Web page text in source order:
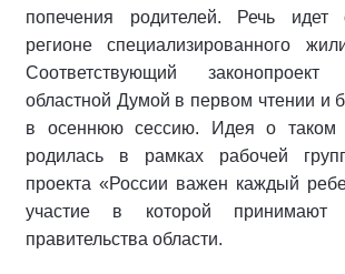
попечения родителей. Речь
регионе специализированного
Соответствующий
областной Думой в первом чтении и
в осеннюю сессию. Идея о таком
родилась в рамках рабочей
проекта «России важен каждый
участие в которой принимают
правительства области.